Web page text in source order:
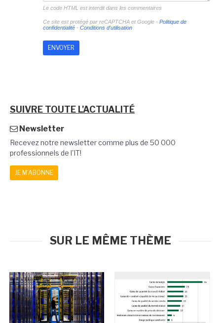
Le code HTML est interdit dans les commentaires
Ce site est protégé par reCAPTCHA et Google - Politique de
confidentialité- Conditions d'utilisation
SUIVRE TOUTE L'ACTUALITÉ
Newsletter
Recevez notre newsletter comme plus de 50 000
professionnels de l'IT!
JE M'ABONNE
SUR LE MÊME THÈME